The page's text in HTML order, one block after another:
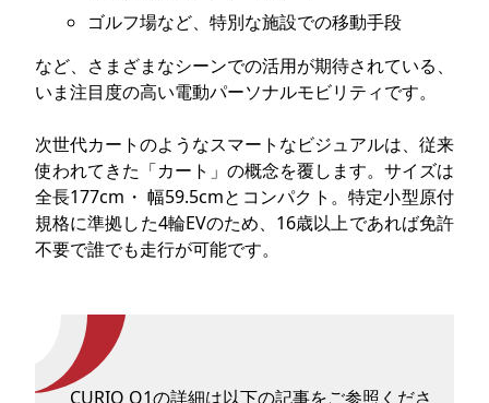
ゴルフ場など、特別な施設での移動手段
など、さまざまなシーンでの活用が期待されている、
いま注目度の高い電動パーソナルモビリティです。
次世代カートのようなスマートなビジュアルは、従来
使われてきた「カート」の概念を覆します。サイズは
全長177cm・ 幅59.5cmとコンパクト。特定小型原付
規格に準拠した4輪EVのため、16歳以上であれば免許
不要で誰でも走行が可能です。
CURIO Q1の詳細は以下の記事をご参照くださ